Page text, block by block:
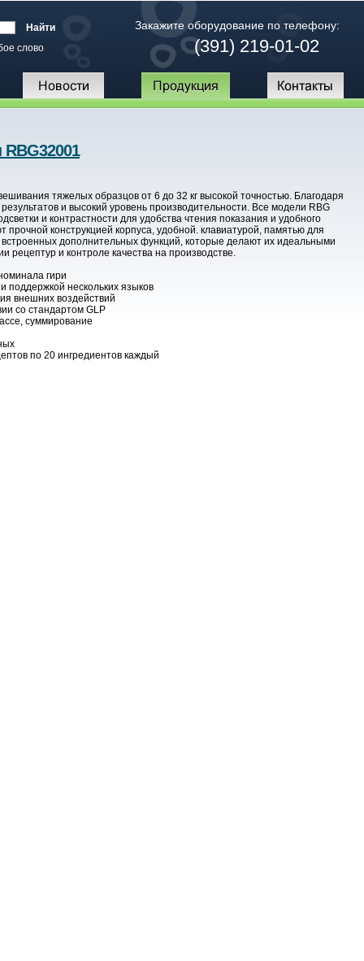
слово
Закажите оборудование по телефону:
(391) 219-01-02
тяжелых образцов от 6 до 32 кг высокой точностью. Благодаря
и высокий уровень производительности. Все модели RBG
и контрастности для удобства чтения показания и удобного
конструкцией корпуса, удобной. клавиатурой, памятью для
дополнительных функций, которые делают их идеальными
рецептур и контроле качества на производстве.
гири
поддержкой нескольких языков
внешних воздействий
со стандартом GLP
суммирование
по 20 ингредиентов каждый